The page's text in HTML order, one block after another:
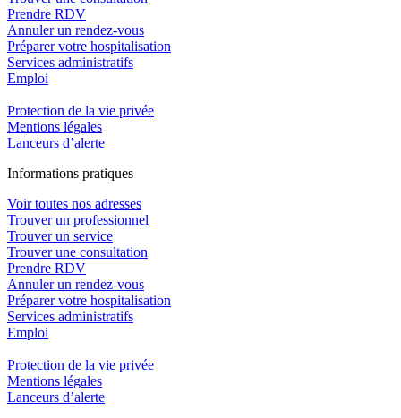
Prendre RDV
Annuler un rendez-vous
Préparer votre hospitalisation
Services administratifs
Emploi​
Protection de la vie privée
Mentions légales
Lanceurs d’alerte
Informations pratiques
Voir toutes nos adresses
Trouver un professionnel
Trouver un service
Trouver une consultation
Prendre RDV
Annuler un rendez-vous
Préparer votre hospitalisation
Services administratifs
Emploi​
Protection de la vie privée
Mentions légales
Lanceurs d’alerte